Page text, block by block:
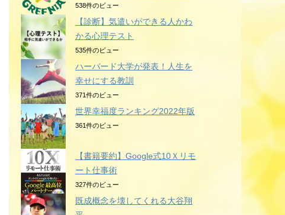
538件のビュー
【診断】気遣いができる人かわ
かる心理テスト
535件のビュー
ハーバード大学が発表！人生を
幸せにする教訓
371件のビュー
世界幸福度ランキング2022年版
361件のビュー
【書籍要約】Google式10Ｘリモ
ート仕事術
327件のビュー
既成概念を壊してくれる大谷翔